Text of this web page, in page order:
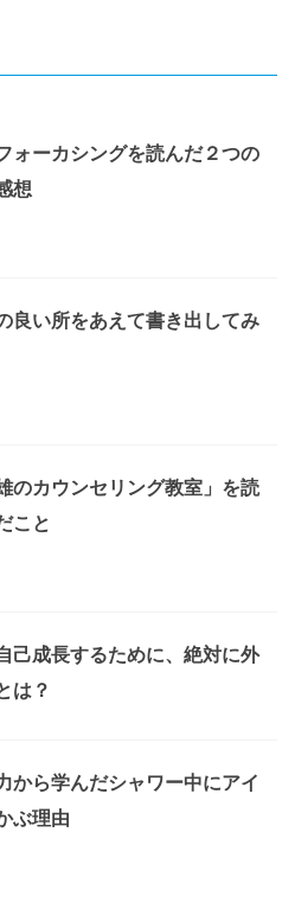
ォーカシングを読んだ２つの
想
良い所をあえて書き出してみ
のカウンセリング教室」を読
こと
己成長するために、絶対に外
は？
から学んだシャワー中にアイ
ぶ理由